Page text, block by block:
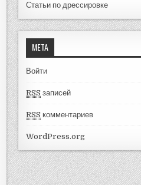
Статьи по дрессировке
МЕТА
Войти
RSS записей
RSS комментариев
WordPress.org